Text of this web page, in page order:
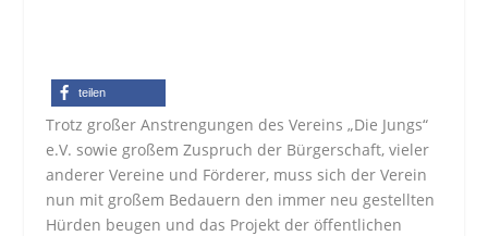
teilen
Trotz großer Anstrengungen des Vereins „Die Jungs“
e.V. sowie großem Zuspruch der Bürgerschaft, vieler
anderer Vereine und Förderer, muss sich der Verein
nun mit großem Bedauern den immer neu gestellten
Hürden beugen und das Projekt der öffentlichen